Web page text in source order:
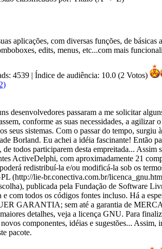
aplicações, com diversas funções, de básicas
edits, menus, etc...com mais
4539 | Índice de audiência: 10.0 (2 Votos)
desenvolvedores passaram a me solicitar
conforme as suas necessidades, a agilizar
seus sistemas. Com o passar do tempo, surgiu
Borland. Eu achei a idéia fascinante! Então
todos participarem desta empreitada... Assim
ActiveDelphi, com aproximadamente 21
redistribuí-la e/ou modificá-la sob os
(http://lie-br.conectiva.com.br/
publicada pela Fundação de Software
com todos os códigos fontes incluso. Há a
GARANTIA; sem até a garantia de
detalhes, veja a licença GNU. Para
componentes, idéias e sugestões... Assim,
pacote.